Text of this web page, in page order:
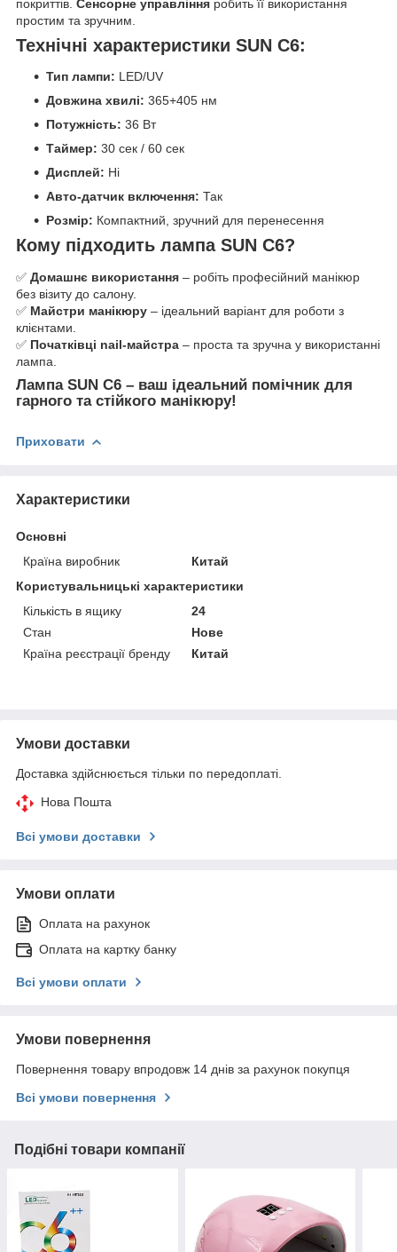
покриттів. Сенсорне управління робить її використання
простим та зручним.
Технічні характеристики SUN C6:
Тип лампи: LED/UV
Довжина хвилі: 365+405 нм
Потужність: 36 Вт
Таймер: 30 сек / 60 сек
Дисплей: Ні
Авто-датчик включення: Так
Розмір: Компактний, зручний для перенесення
Кому підходить лампа SUN C6?
✅ Домашнє використання – робіть професійний манікюр
без візиту до салону.
✅ Майстри манікюру – ідеальний варіант для роботи з
клієнтами.
✅ Початківці nail-майстра – проста та зручна у використанні
лампа.
Лампа SUN C6 – ваш ідеальний помічник для
гарного та стійкого манікюру!
Приховати
Характеристики
Основні
Країна виробник
Китай
Користувальницькі характеристики
Кількість в ящику
24
Стан
Нове
Країна реєстрації бренду
Китай
Умови доставки
Доставка здійснюється тільки по передоплаті.
Нова Пошта
Всі умови доставки
Умови оплати
Оплата на рахунок
Оплата на картку банку
Всі умови оплати
Умови повернення
Повернення товару впродовж 14 днів за рахунок покупця
Всі умови повернення
Подібні товари компанії